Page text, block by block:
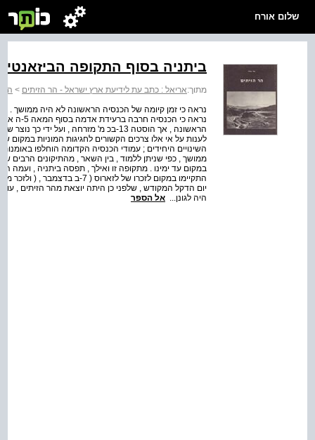
שלום אורח
ביתניה בסוף התקופה
מתוך:אריאל : כתב עת לידיעת ארץ ישראל - הר הזיתים > הר
נראה כי זמן קיומה של הכנסיה הראשונה לא היה ממושך .
הראשונה , אך הוסטה 13-בכ מ' מזרחה , ועל
לענות על אי אלו צרכים הקשורים לחגיגות המוניות במקום
השינויים היחידים ; עמודי הכנסיה הקדומה הוחלפו
ממושך , כפי שניתן ללמוד , בין השאר , מהתיקונים הרבים
במקום עד ימינו . מתקופה זו ואילך , תפסה ביתניה , ועמה
יום הדקל המקודש , שלפני כן היתה יוצאת מהר הזיתים ,
היה לגונן... אל הספר